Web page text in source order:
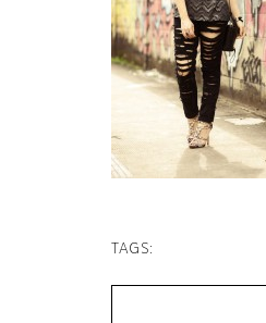
TAGS: